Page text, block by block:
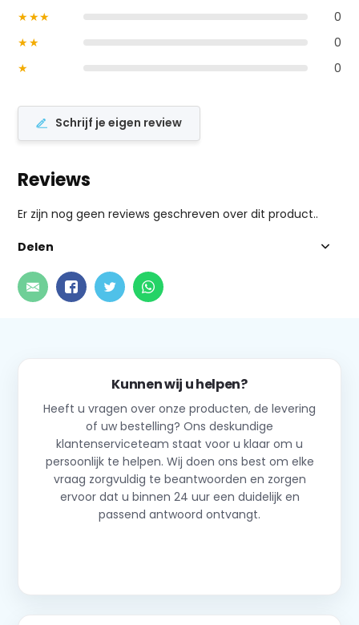
★★★
0
★★
0
★
0
Schrijf je eigen review
Reviews
Er zijn nog geen reviews geschreven over dit product..
Delen
Kunnen wij u helpen?
Heeft u vragen over onze producten, de levering
of uw bestelling? Ons deskundige
klantenserviceteam staat voor u klaar om u
persoonlijk te helpen. Wij doen ons best om elke
vraag zorgvuldig te beantwoorden en zorgen
ervoor dat u binnen 24 uur een duidelijk en
passend antwoord ontvangt.